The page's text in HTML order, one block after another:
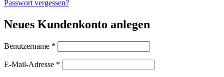
Passwort vergessen?
Neues Kundenkonto anlegen
Benutzername *
E-Mail-Adresse *